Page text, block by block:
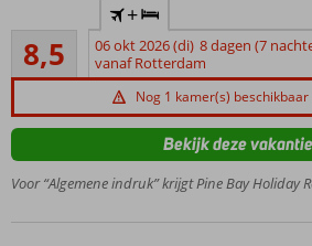
het
strand
carterestaurants
met
glijbanen
8,5
Aanrader
21
beoordelingen
+
06 okt 2026 (di) 8 dagen (7
vanaf Rotterdam
Nog 1 kamer(s)
Voor “Algemene indruk” krijgt Pine Bay Holiday
Bekijk deze vakantie